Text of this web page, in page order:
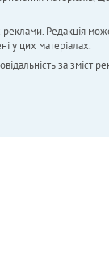
Редакція
у цих матеріалах.
за зміст